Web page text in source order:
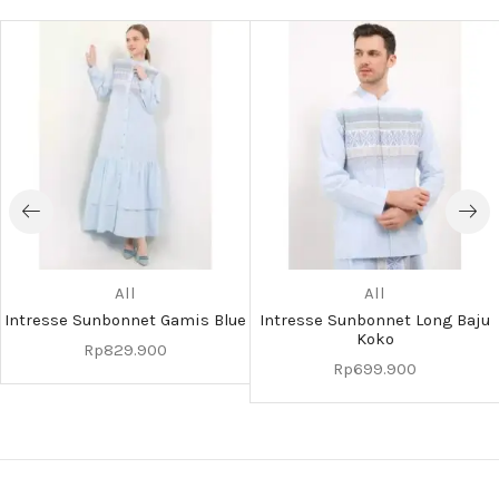
All
Intresse Sunbonnet Gamis Blue
Rp829.900
All
Intresse Sunbonnet Long Baju
Koko
Rp699.900